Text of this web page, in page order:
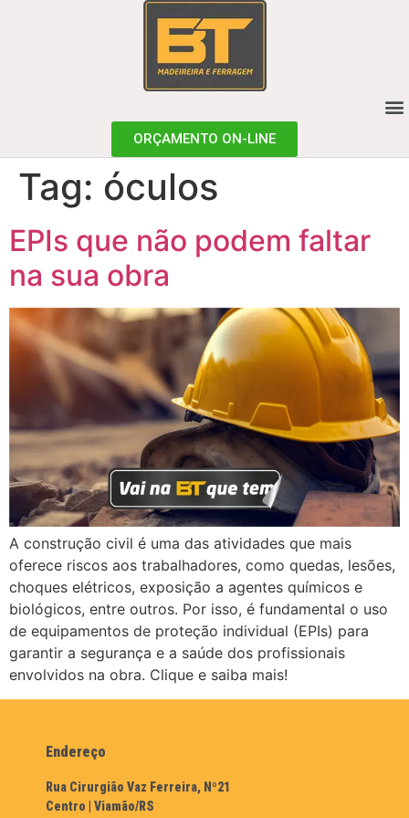
ORÇAMENTO ON-LINE
Tag: óculos
EPIs que não podem faltar
na sua obra
A construção civil é uma das atividades que mais
oferece riscos aos trabalhadores, como quedas, lesões,
choques elétricos, exposição a agentes químicos e
biológicos, entre outros. Por isso, é fundamental o uso
de equipamentos de proteção individual (EPIs) para
garantir a segurança e a saúde dos profissionais
envolvidos na obra. Clique e saiba mais!
Endereço
Rua Cirurgião Vaz Ferreira, Nº21
Centro | Viamão/RS